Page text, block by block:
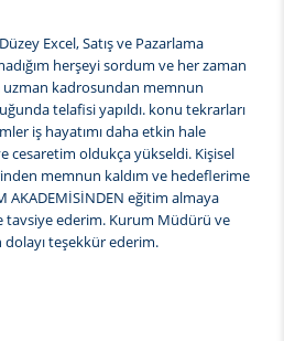
Excel, Satış ve Pazarlama
herşeyi sordum ve her zaman
uzman kadrosundan memnun
telafisi yapıldı. konu tekrarları
iş hayatımı daha etkin hale
cesaretim oldukça yükseldi. Kişisel
memnun kaldım ve hedeflerime
AKADEMİSİNDEN eğitim almaya
tavsiye ederim. Kurum Müdürü ve
teşekkür ederim.